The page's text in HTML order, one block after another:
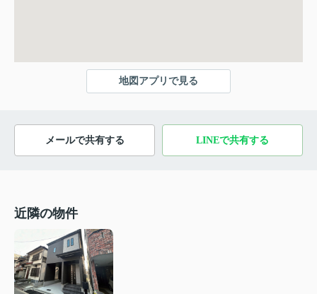
地図アプリで見る
メールで共有する LINEで共有する
近隣の物件